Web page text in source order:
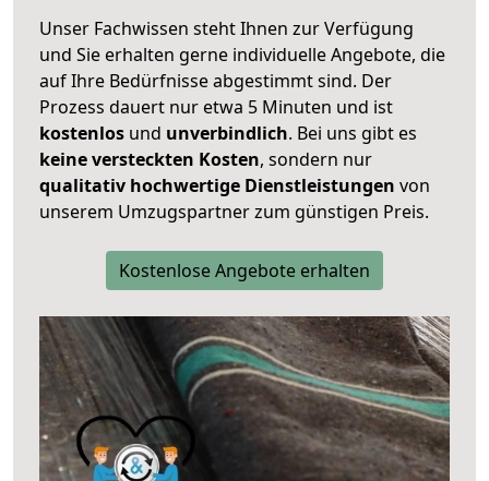
Unser Fachwissen steht Ihnen zur Verfügung
und Sie erhalten gerne individuelle Angebote, die
auf Ihre Bedürfnisse abgestimmt sind. Der
Prozess dauert nur etwa 5 Minuten und ist
kostenlos und unverbindlich. Bei uns gibt es
keine versteckten Kosten, sondern nur
qualitativ hochwertige Dienstleistungen von
unserem Umzugspartner zum günstigen Preis.
Kostenlose Angebote erhalten